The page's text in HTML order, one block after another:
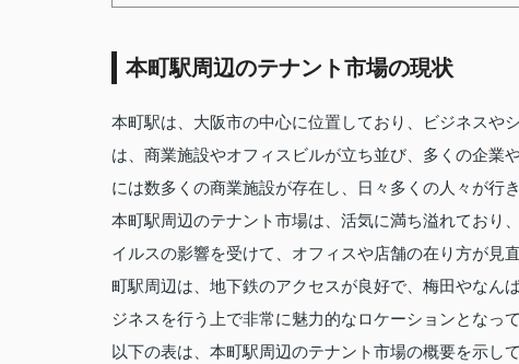
本町駅周辺のテナント市場の現状
本町駅は、大阪市の中心に位置しており、ビジネスや
は、商業施設やオフィスビルが立ち並び、多くの企業
には数多くの商業施設が存在し、日々多くの人々が行
本町駅周辺のテナント市場は、活気に満ち溢れており
イルスの影響を受けて、オフィスや店舗の在り方が見
町駅周辺は、地下鉄のアクセスが良好で、梅田やなん
ジネスを行う上で非常に魅力的なロケーションとなって
以下の表は、本町駅周辺のテナント市場の概要を示して